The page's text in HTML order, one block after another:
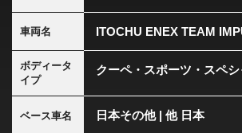
車両名 ITOCHU ENEX TEAM
ボディータ
イプ
クーペ・スポーツ・スペシ
ベース車名 日本その他 | 他 日本